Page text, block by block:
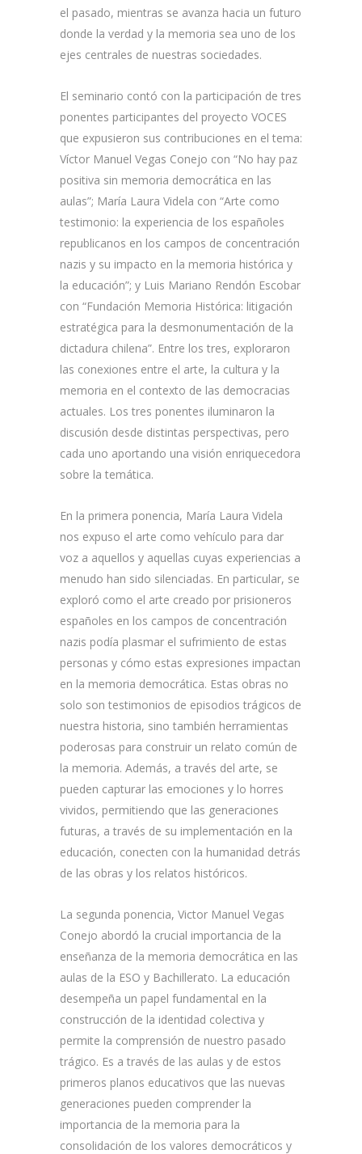
el pasado, mientras se avanza hacia un futuro
donde la verdad y la memoria sea uno de los
ejes centrales de nuestras sociedades.
El seminario contó con la participación de tres
ponentes participantes del proyecto VOCES
que expusieron sus contribuciones en el tema:
Víctor Manuel Vegas Conejo con “No hay paz
positiva sin memoria democrática en las
aulas”; María Laura Videla con “Arte como
testimonio: la experiencia de los españoles
republicanos en los campos de concentración
nazis y su impacto en la memoria histórica y
la educación”; y Luis Mariano Rendón Escobar
con “Fundación Memoria Histórica: litigación
estratégica para la desmonumentación de la
dictadura chilena”. Entre los tres, exploraron
las conexiones entre el arte, la cultura y la
memoria en el contexto de las democracias
actuales. Los tres ponentes iluminaron la
discusión desde distintas perspectivas, pero
cada uno aportando una visión enriquecedora
sobre la temática.
En la primera ponencia, María Laura Videla
nos expuso el arte como vehículo para dar
voz a aquellos y aquellas cuyas experiencias a
menudo han sido silenciadas. En particular, se
exploró como el arte creado por prisioneros
españoles en los campos de concentración
nazis podía plasmar el sufrimiento de estas
personas y cómo estas expresiones impactan
en la memoria democrática. Estas obras no
solo son testimonios de episodios trágicos de
nuestra historia, sino también herramientas
poderosas para construir un relato común de
la memoria. Además, a través del arte, se
pueden capturar las emociones y lo horres
vividos, permitiendo que las generaciones
futuras, a través de su implementación en la
educación, conecten con la humanidad detrás
de las obras y los relatos históricos.
La segunda ponencia, Victor Manuel Vegas
Conejo abordó la crucial importancia de la
enseñanza de la memoria democrática en las
aulas de la ESO y Bachillerato. La educación
desempeña un papel fundamental en la
construcción de la identidad colectiva y
permite la comprensión de nuestro pasado
trágico. Es a través de las aulas y de estos
primeros planos educativos que las nuevas
generaciones pueden comprender la
importancia de la memoria para la
consolidación de los valores democráticos y